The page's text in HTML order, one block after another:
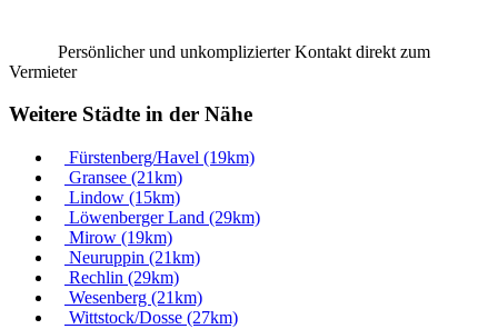
Persönlicher und unkomplizierter Kontakt direkt zum
Vermieter
Weitere Städte in der Nähe
Fürstenberg/Havel (19km)
Gransee (21km)
Lindow (15km)
Löwenberger Land (29km)
Mirow (19km)
Neuruppin (21km)
Rechlin (29km)
Wesenberg (21km)
Wittstock/Dosse (27km)